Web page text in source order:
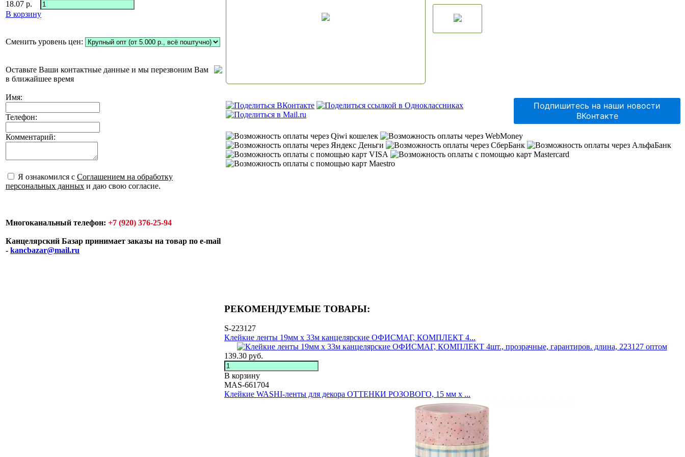
18.07 р.
В корзину
Сменить уровень цен:
Оставьте Ваши контактные данные и мы перезвоним Вам
в ближайшее время
Имя:
Телефон:
Комментарий:
Я ознакомился с Соглашением на обработку
персональных данных и даю свою согласие.
Многоканальный телефон: +7 (920) 376-25-94
Канцелярский Базар принимает заказы на товар по e-mail
- kancbazar@mail.ru
Подпишитесь на наши новости
ВКонтакте
РЕКОМЕНДУЕМЫЕ ТОВАРЫ:
S-223127
Клейкие ленты 19мм х 33м канцелярские ОФИСМАГ, КОМПЛЕКТ 4...
139.30 руб.
В корзину
MAS-661704
Клейкие WASHI-ленты для декора ОТТЕНКИ РОЗОВОГО, 15 мм х ...